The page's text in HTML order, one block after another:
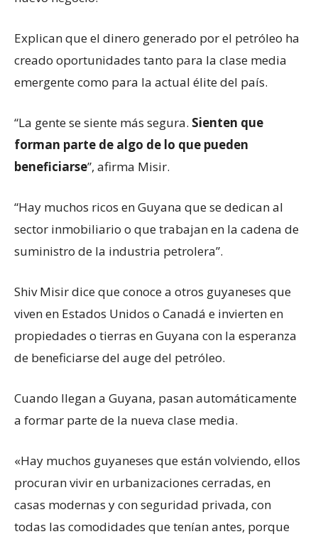
Explican que el dinero generado por el petróleo ha
creado oportunidades tanto para la clase media
emergente como para la actual élite del país.
“La gente se siente más segura. Sienten que
forman parte de algo de lo que pueden
beneficiarse”, afirma Misir.
“Hay muchos ricos en Guyana que se dedican al
sector inmobiliario o que trabajan en la cadena de
suministro de la industria petrolera”.
Shiv Misir dice que conoce a otros guyaneses que
viven en Estados Unidos o Canadá e invierten en
propiedades o tierras en Guyana con la esperanza
de beneficiarse del auge del petróleo.
Cuando llegan a Guyana, pasan automáticamente
a formar parte de la nueva clase media.
«Hay muchos guyaneses que están volviendo, ellos
procuran vivir en urbanizaciones cerradas, en
casas modernas y con seguridad privada, con
todas las comodidades que tenían antes, porque